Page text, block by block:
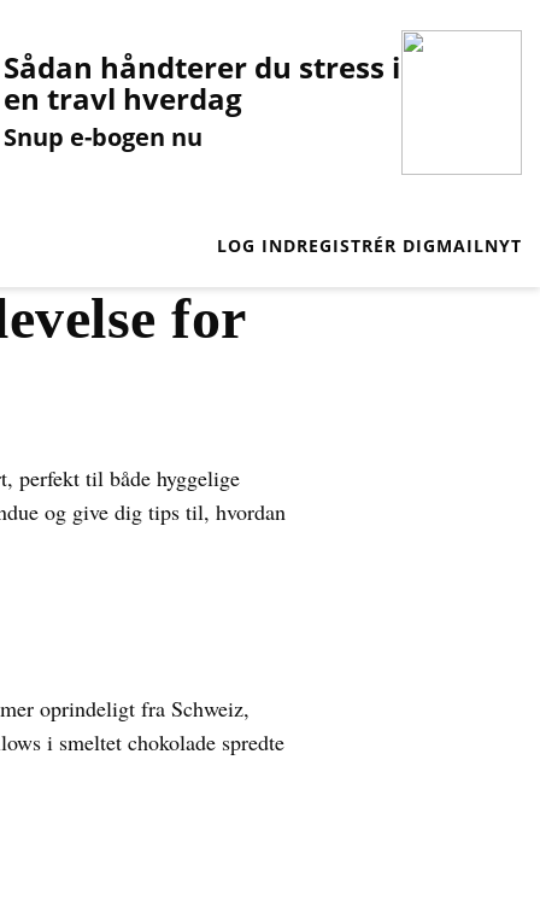
Sådan håndterer du stress i
en travl hverdag
Snup e-bogen nu
LOG INDREGISTRÉR DIGMAILNYT
for
perfekt til både hyggelige
og give dig tips til, hvordan
oprindeligt fra Schweiz,
i smeltet chokolade spredte